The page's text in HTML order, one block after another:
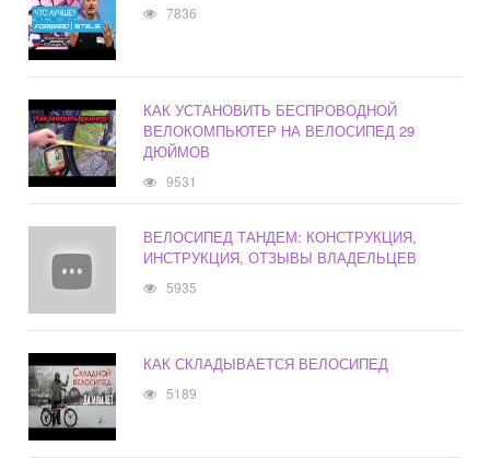
7836
КАК УСТАНОВИТЬ БЕСПРОВОДНОЙ
ВЕЛОКОМПЬЮТЕР НА ВЕЛОСИПЕД 29
ДЮЙМОВ
9531
ВЕЛОСИПЕД ТАНДЕМ: КОНСТРУКЦИЯ,
ИНСТРУКЦИЯ, ОТЗЫВЫ ВЛАДЕЛЬЦЕВ
5935
КАК СКЛАДЫВАЕТСЯ ВЕЛОСИПЕД
5189